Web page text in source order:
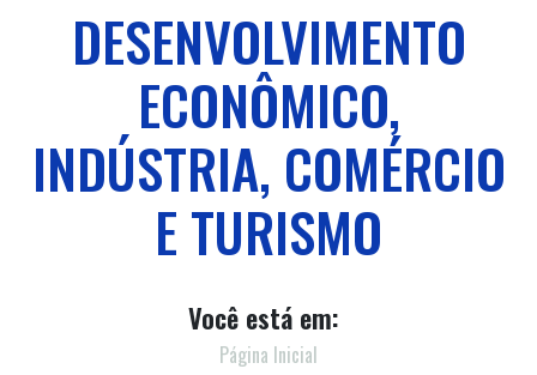
DESENVOLVIMENTO
ECONÔMICO,
INDÚSTRIA, COMÉRCIO
E TURISMO
Você está em:
Página Inicial